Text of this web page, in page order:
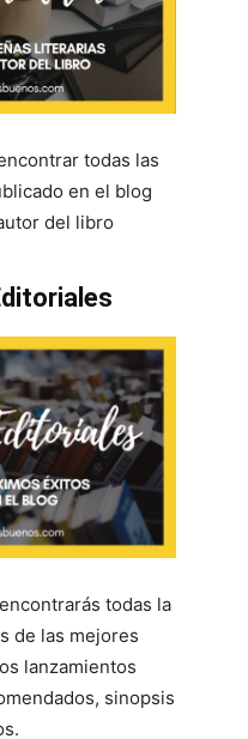
todas las
en el blog
del libro
todas la
de las mejores
lanzamientos
sinopsis